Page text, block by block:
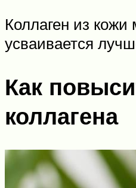
Коллаген из
усваивается
Как
коллагена